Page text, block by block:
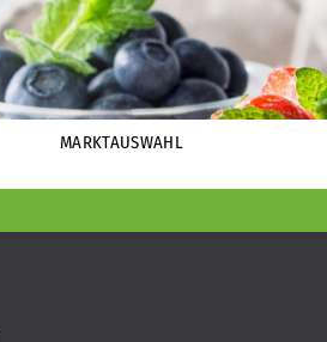
MARKTAUSWAHL